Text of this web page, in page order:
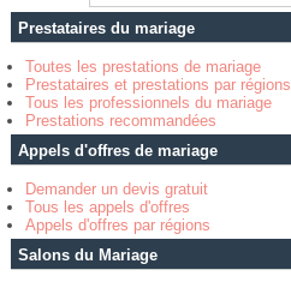
Prestataires du mariage
Toutes les prestations de mariage
Prestataires et prestations par régions
Tous les professionnels du mariage
Prestations recommandées
Appels d'offres de mariage
Demander un devis gratuit
Tous les appels d'offres
Appels d'offres par régions
Salons du Mariage